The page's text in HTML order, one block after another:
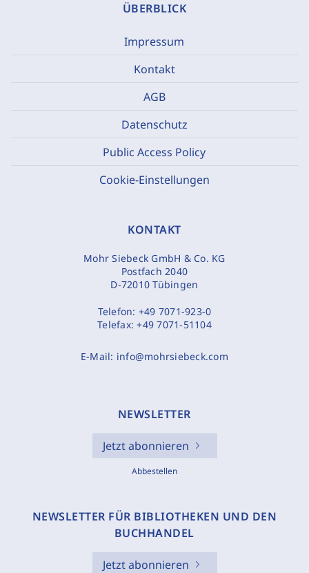
ÜBERBLICK
Impressum
Kontakt
AGB
Datenschutz
Public Access Policy
Cookie-Einstellungen
KONTAKT
Mohr Siebeck GmbH & Co. KG
Postfach 2040
D-72010 Tübingen
Telefon: +49 7071-923-0
Telefax:+49 7071-51104
E-Mail: info@mohrsiebeck.com
NEWSLETTER
Jetzt abonnieren
Abbestellen
NEWSLETTER FÜR BIBLIOTHEKEN UND DEN
BUCHHANDEL
Jetzt abonnieren